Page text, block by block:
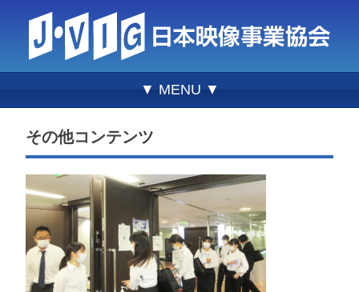
▼ MENU ▼
その他コンテンツ